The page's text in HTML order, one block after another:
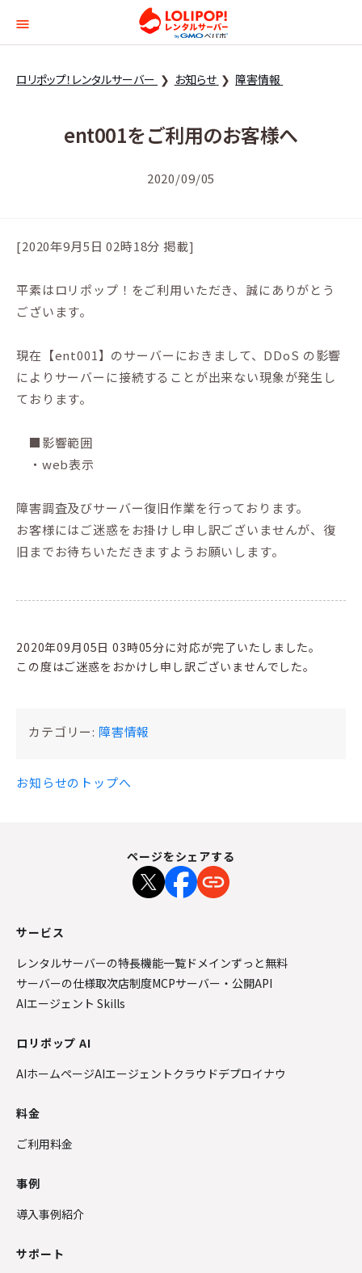
ロリポップ！レンタル
ロリポップ！レンタルサーバー お知らせ 障害情報
ent001をご利用のお客様へ
2020/09/05
[2020年9月5日 02時18分 掲載]
平素はロリポップ！をご利用いただき、誠にありがとう
ございます。
現在【ent001】のサーバーにおきまして、DDoS の影響
によりサーバーに接続することが出来ない現象が発生し
ております。
■影響範囲
・web表示
障害調査及びサーバー復旧作業を行っております。
お客様にはご迷惑をお掛けし申し訳ございませんが、復
旧までお待ちいただきますようお願いします。
2020年09月05日 03時05分に対応が完了いたしました。
この度はご迷惑をおかけし申し訳ございませんでした。
カテゴリー: 障害情報
お知らせのトップへ
ページをシェアする
サービス
レンタルサーバーの特長機能一覧 ドメインずっと無料
サーバーの仕様取次店制度MCPサーバー・公開API
AIエージェント Skills
ロリポップ AI
AIホームページAIエージェントクラウドデプロイナウ
料金
ご利用料金
事例
導入事例紹介
サポート